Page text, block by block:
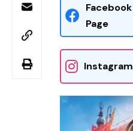
Facebook
Page
Instagram